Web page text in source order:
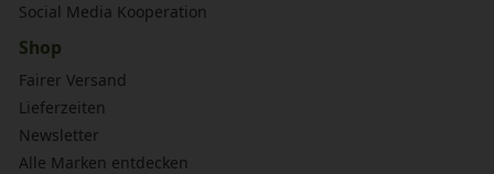
Social Media Kooperation
Shop
Fairer Versand
Lieferzeiten
Newsletter
Alle Marken entdecken